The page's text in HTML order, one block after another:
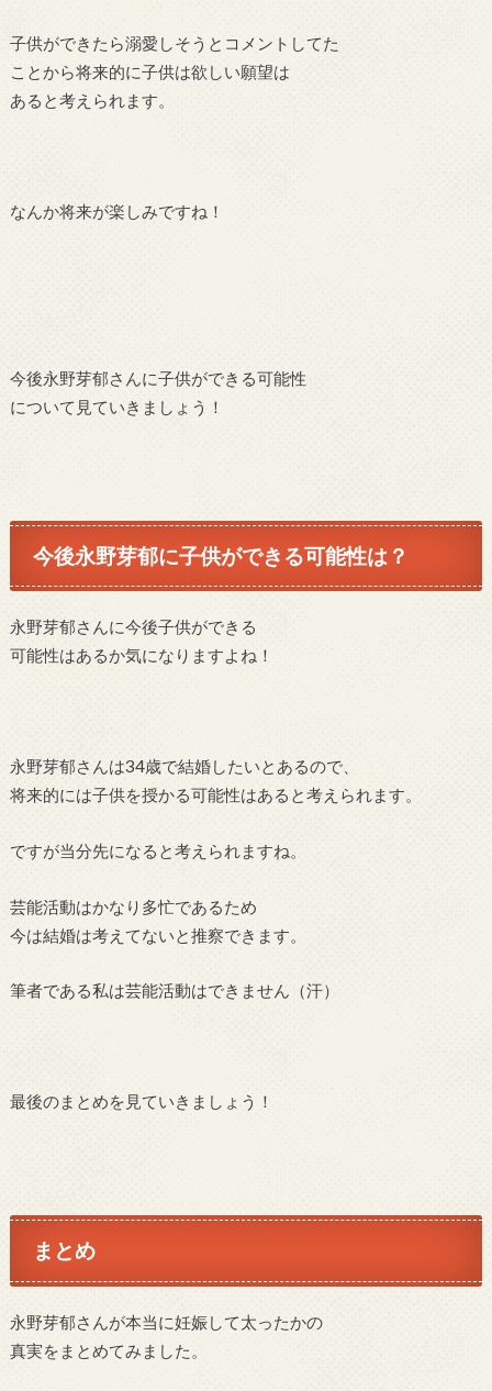
子供ができたら溺愛しそうとコメントしてた
ことから将来的に子供は欲しい願望は
あると考えられます。
なんか将来が楽しみですね！
今後永野芽郁さんに子供ができる可能性
について見ていきましょう！
今後永野芽郁に子供ができる可能性は？
永野芽郁さんに今後子供ができる
可能性はあるか気になりますよね！
永野芽郁さんは34歳で結婚したいとあるので、
将来的には子供を授かる可能性はあると考えられます。
ですが当分先になると考えられますね。
芸能活動はかなり多忙であるため
今は結婚は考えてないと推察できます。
筆者である私は芸能活動はできません（汗）
最後のまとめを見ていきましょう！
まとめ
永野芽郁さんが本当に妊娠して太ったかの
真実をまとめてみました。